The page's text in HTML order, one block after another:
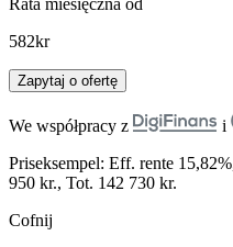
Rata miesięczna od
582kr
Zapytaj o ofertę
We współpracy z
i
Priseksempel: Eff. rente
950 kr., Tot. 142 730 kr.
Cofnij